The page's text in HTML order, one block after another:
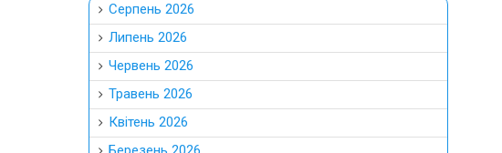
Серпень 2026
Липень 2026
Червень 2026
Травень 2026
Квітень 2026